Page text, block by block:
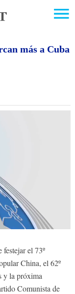
más a Cuba
el 73º
China, el 62º
y la próxima
Comunista de